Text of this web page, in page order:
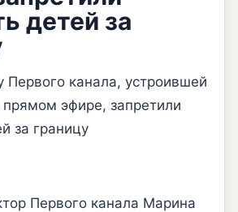
детей за
Первого канала, устроившей
эфире, запретили
за границу
Первого канала Марина